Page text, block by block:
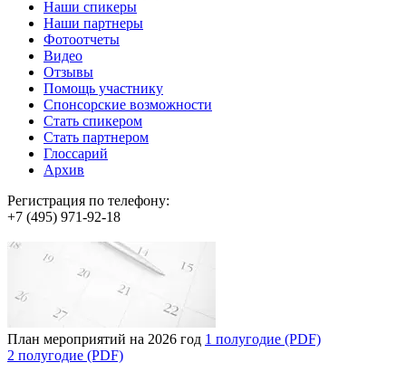
Наши спикеры
Наши партнеры
Фотоотчеты
Видео
Отзывы
Помощь участнику
Спонсорские возможности
Стать спикером
Стать партнером
Глоссарий
Архив
Регистрация по телефону:
+7 (495) 971-92-18
План мероприятий на 2026 год 1 полугодие (PDF)
2 полугодие (PDF)